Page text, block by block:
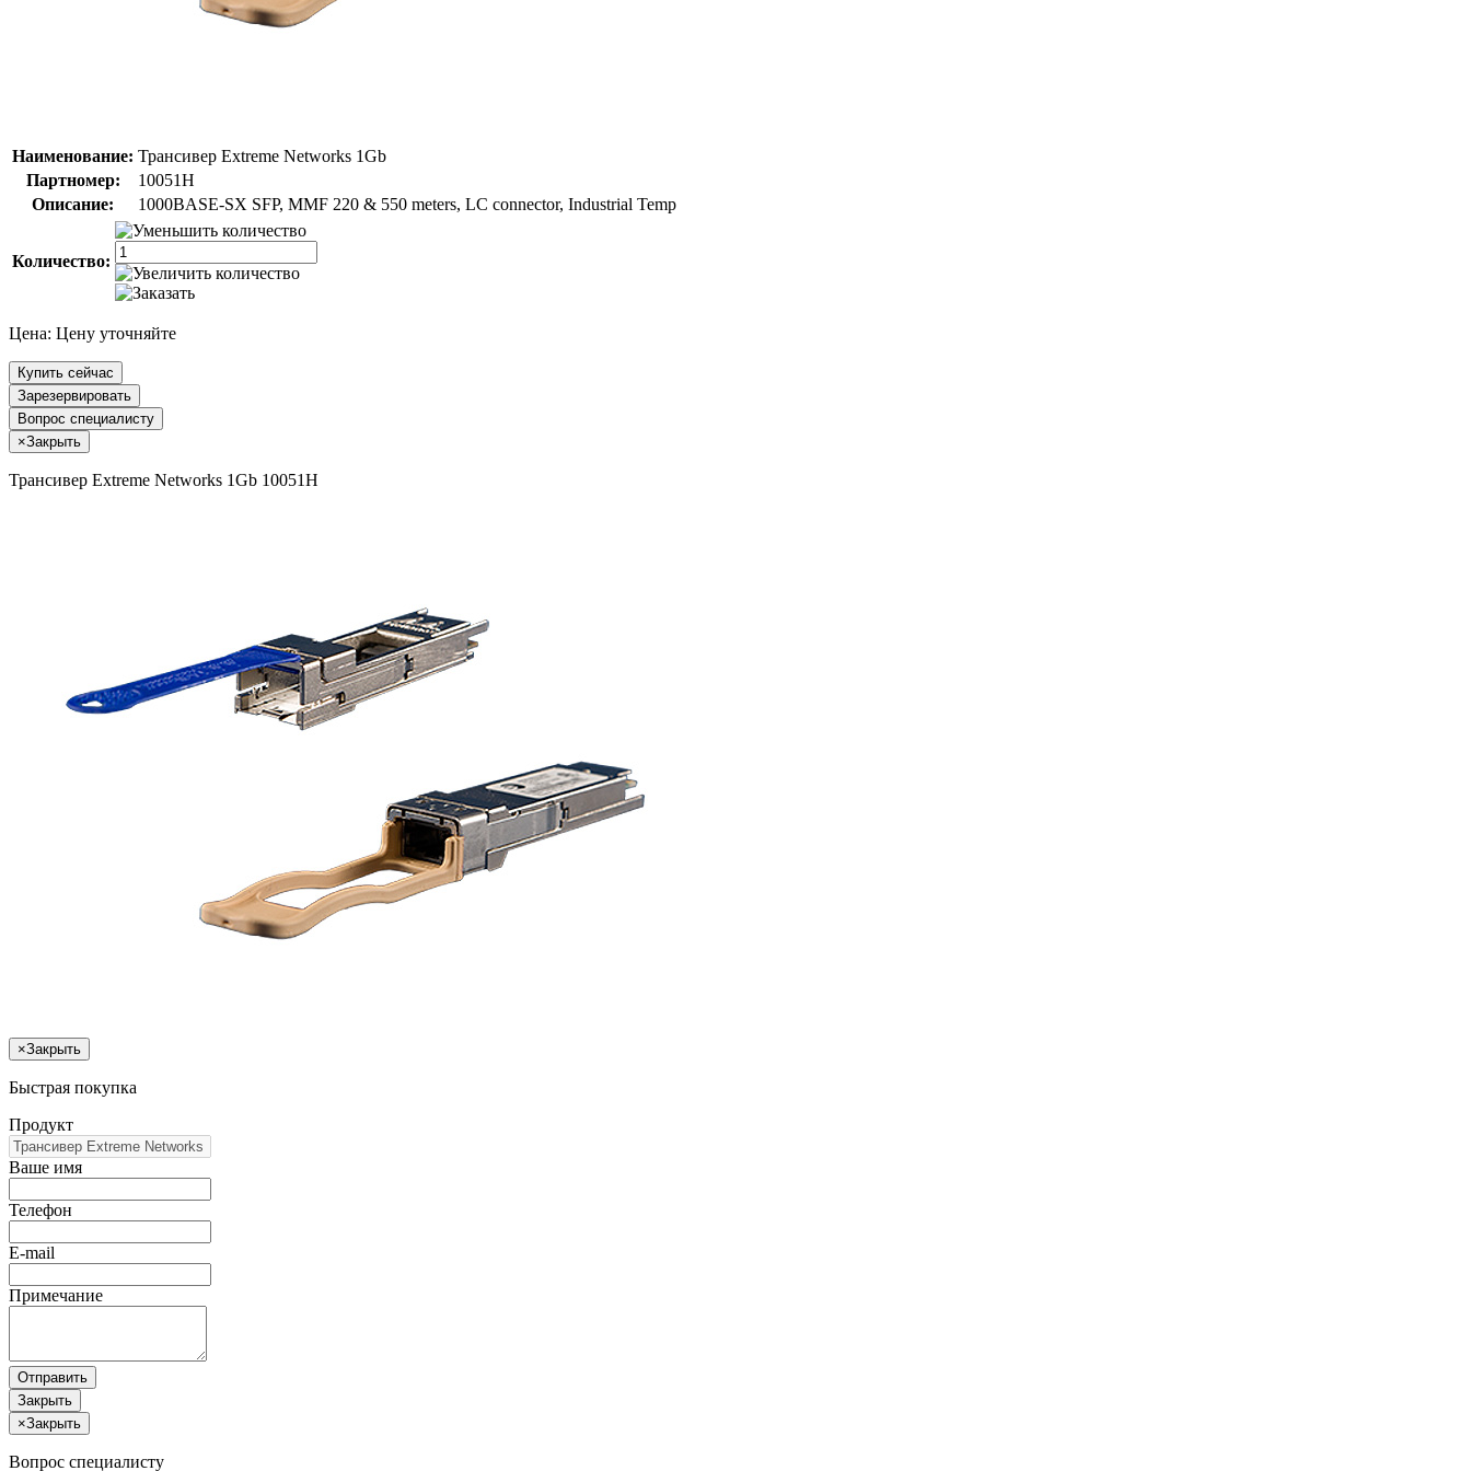
Наименование: Трансивер Extreme Networks 1Gb
Партномер:
10051H
Описание:
1000BASE-SX SFP, MMF 220 & 550 meters, LC connector, Industrial Temp
Количество:
Цена: Цену уточняйте
Купить сейчас
Зарезервировать
Вопрос специалисту
×Закрыть
Трансивер Extreme Networks 1Gb 10051H
×Закрыть
Быстрая покупка
Продукт
Ваше имя
Телефон
E-mail
Примечание
Отправить
Закрыть
×Закрыть
Вопрос специалисту